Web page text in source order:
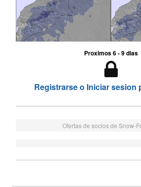
Proximos 6 - 9 dias
Registrarse o Iniciar sesion
Ofertas de socios de Snow-